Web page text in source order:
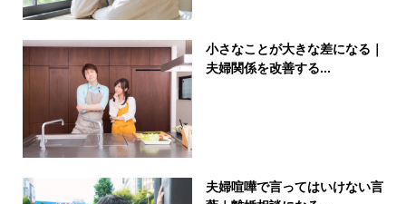
小さなことが大きな差になる｜
夫婦関係を改善する...
夫婦喧嘩で言ってはいけない言